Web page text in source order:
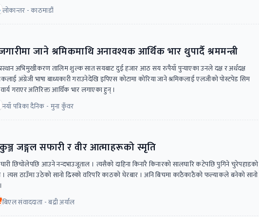
लोकान्तर - काठमाडौं
जाने श्रमिकमाथि अनावश्यक आर्थिक भार थुपार्दै श्रममन्त्री
अभिमुखीकरण तालिम शुल्क सात सयबाट दुई हजार आठ सय रुपैयाँ पुर्‍याएका उनले दक्ष र अर्धदक्ष
अंग्रेजी भाषा बाध्यकारी गराउनेदेखि इपिएस कोटामा कोरिया जाने श्रमिकलाई एलजीको पोस्टपेड सिम
गराएर अतिरिक्त आर्थिक भार लगाएका हुन् ।
नयाँ पत्रिका दैनिक - मुना कुँवर
जङ्गल सफारी र वीर आत्माहरूको स्मृति
छिचोलेपछि आउने नन्दभाउजूताल । त्यसैको दाहिना किनारै किनारको सालघारि कटेपछि पुगिने चुरेपहाडको
। त्यस ठाउँमा उठेको सानो ढिस्को वरिपरि काठको घेरबार । अनि बिचमा काठैकाठैको फल्याकले बनेको सानो
बिएल संवाददाता - बद्री अर्याल